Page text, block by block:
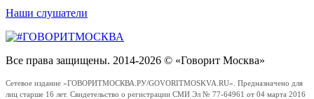
Наши слушатели
Все права защищены. 2014-2026 © «Говорит Москва»
Сетевое издание «ГОВОРИТМОСКВА.РУ/GOVORITMOSKVA.RU». Предназначено для
лиц старше 16 лет. Свидетельство о регистрации СМИ Эл № 77-64961 от 04 марта 2016